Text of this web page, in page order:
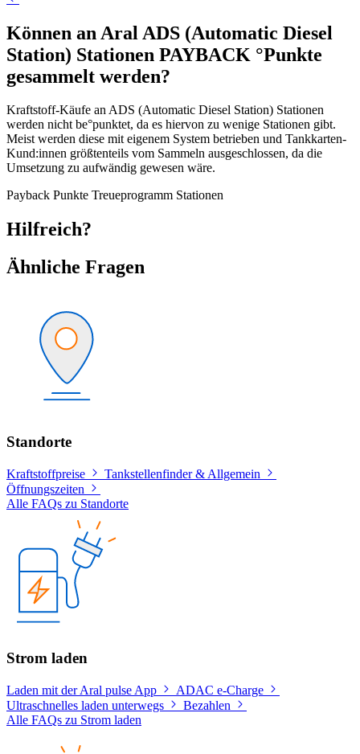
Können an Aral ADS (Automatic Diesel
Station) Stationen PAYBACK °Punkte
gesammelt werden?
Kraftstoff-Käufe an ADS (Automatic Diesel Station) Stationen
werden nicht be°punktet, da es hiervon zu wenige Stationen gibt.
Meist werden diese mit eigenem System betrieben und Tankkarten-
Kund:innen größtenteils vom Sammeln ausgeschlossen, da die
Umsetzung zu aufwändig gewesen wäre.
Payback Punkte Treueprogramm Stationen
Hilfreich?
Ähnliche Fragen
Standorte
Kraftstoffpreise
Tankstellenfinder & Allgemein
Öffnungszeiten
Alle FAQs zu Standorte
Strom laden
Laden mit der Aral pulse App
ADAC e-Charge
Ultraschnelles laden unterwegs
Bezahlen
Alle FAQs zu Strom laden